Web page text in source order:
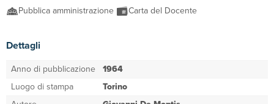
Pubblica amministrazione
Carta del Docente
Dettagli
Anno di pubblicazione 1964
Luogo di stampa
Torino